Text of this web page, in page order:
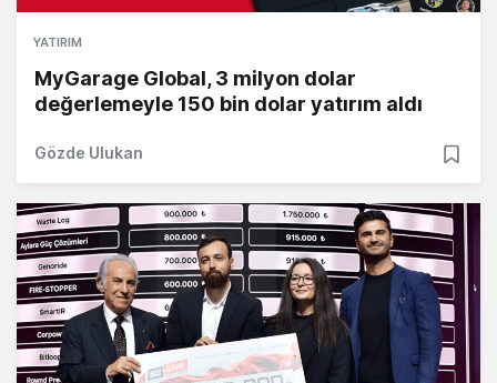
YATIRIM
MyGarage Global, 3 milyon dolar
değerlemeyle 150 bin dolar yatırım aldı
Gözde Ulukan